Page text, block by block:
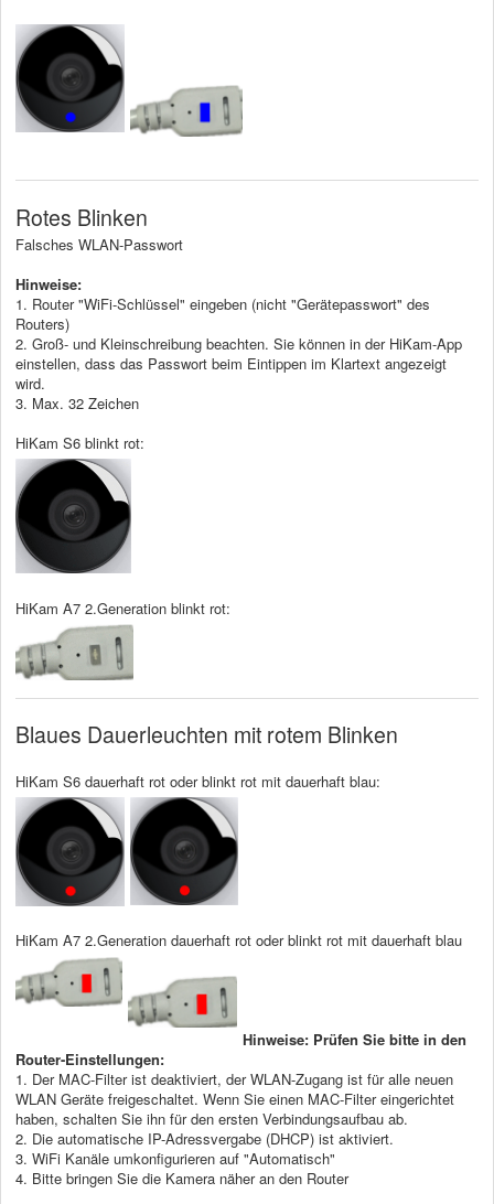
Rotes Blinken
Falsches WLAN-Passwort
Hinweise:
1. Router "WiFi-Schlüssel" eingeben (nicht "Gerätepasswort" des
Routers)
2. Groß- und Kleinschreibung beachten. Sie können in der HiKam-App
einstellen, dass das Passwort beim Eintippen im Klartext angezeigt
wird.
3. Max. 32 Zeichen
HiKam S6 blinkt rot:
HiKam A7 2.Generation blinkt rot:
Blaues Dauerleuchten mit rotem Blinken
HiKam S6 dauerhaft rot oder blinkt rot mit dauerhaft blau:
HiKam A7 2.Generation dauerhaft rot oder blinkt rot mit dauerhaft blau
Hinweise: Prüfen Sie bitte in den
Router-Einstellungen:
1. Der MAC-Filter ist deaktiviert, der WLAN-Zugang ist für alle neuen
WLAN Geräte freigeschaltet. Wenn Sie einen MAC-Filter eingerichtet
haben, schalten Sie ihn für den ersten Verbindungsaufbau ab.
2. Die automatische IP-Adressvergabe (DHCP) ist aktiviert.
3. WiFi Kanäle umkonfigurieren auf "Automatisch"
4. Bitte bringen Sie die Kamera näher an den Router